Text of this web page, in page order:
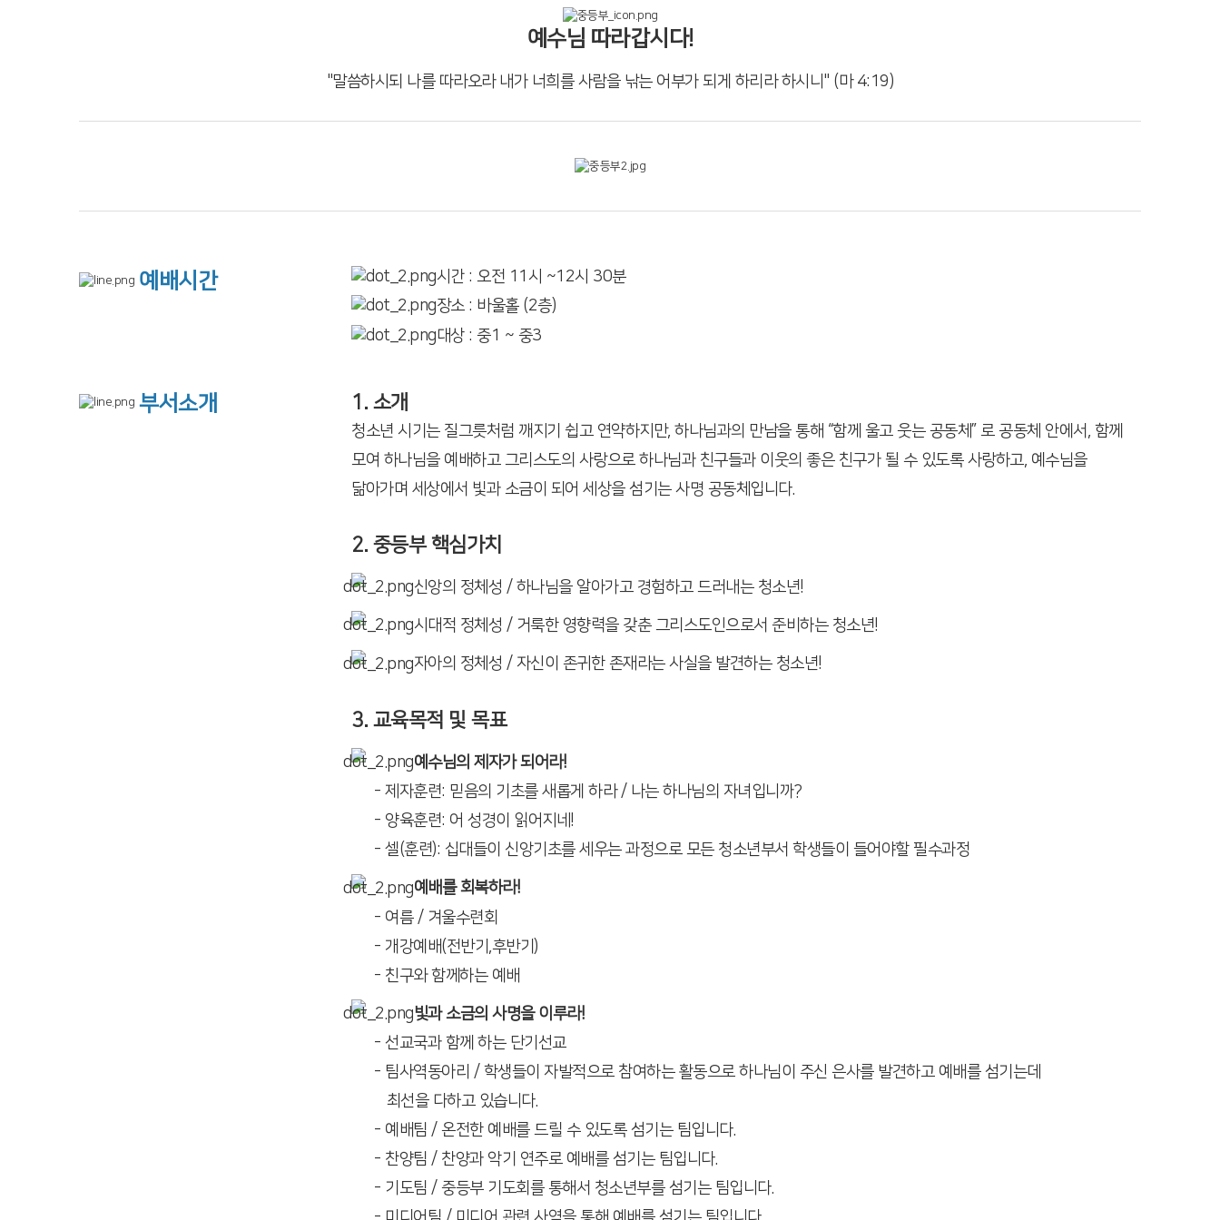
예수님 따라갑시다!
"말씀하시되 나를 따라오라 내가 너희를 사람을 낚는 어부가 되게 하리라 하시니 " (마 4:19)
예배시간
시간 : 오전 11시 ~12시 30분
장소 : 바울홀 (2층)
대상 : 중1 ~ 중3
부서소개 1. 소개
청소년 시기는 질그릇처럼 깨지기 쉽고 연약하지만, 하나님과의 만남을 통해 “함께 울고 웃는 공동체” 로 공동체 안에서, 함께
모여 하나님을 예배하고 그리스도의 사랑으로 하나님과 친구들과 이웃의 좋은 친구가 될 수 있도록 사랑하고, 예수님을
닮아가며 세상에서 빛과 소금이 되어 세상을 섬기는 사명 공동체입니다.
2. 중등부 핵심가치
신앙의 정체성 / 하나님을 알아가고 경험하고 드러내는 청소년!
시대적 정체성 / 거룩한 영향력을 갖춘 그리스도인으로서 준비하는 청소년!
자아의 정체성 / 자신이 존귀한 존재라는 사실을 발견하는 청소년!
3. 교육목적 및 목표
예수님의 제자가 되어라!
- 제자훈련: 믿음의 기초를 새롭게 하라/ 나는 하나님의 자녀입니까?
- 양육훈련: 어 성경이 읽어지네!
- 셀(훈련): 십대들이 신앙기초를 세우는 과정으로 모든 청소년부서 학생들이 들어야할 필수과정
예배를 회복하라!
- 여름 / 겨울수련회
- 개강예배(전반기,후반기)
- 친구와 함께하는 예배
빛과 소금의 사명을 이루라!
- 선교국과 함께 하는 단기선교
- 팀사역동아리 / 학생들이 자발적으로 참여하는 활동으로 하나님이 주신 은사를 발견하고 예배를 섬기는데
최선을 다하고 있습니다.
- 예배팀 / 온전한 예배를 드릴 수 있도록 섬기는 팀입니다.
- 찬양팀 / 찬양과 악기 연주로 예배를 섬기는 팀입니다.
- 기도팀 / 중등부 기도회를 통해서 청소년부를 섬기는 팀입니다.